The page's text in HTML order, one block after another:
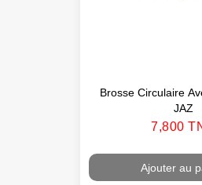
Brosse Circulaire
JAZ
Prix
7,800
Ajouter au